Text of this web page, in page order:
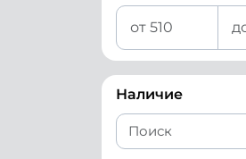
Наличие